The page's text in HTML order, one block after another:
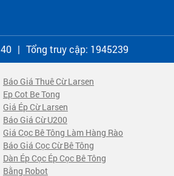
40 | Tổng truy cập: 1945239
Báo Giá Thuê Cừ Larsen
Ep Cot Be Tong
Giá Ép Cừ Larsen
Báo Giá Cừ U200
Giá Cọc Bê Tông Làm Hàng Rào
Báo Giá Cọc Cừ Bê Tông
Dàn Ép Cọc Ép Cọc Bê Tông
Bằng Robot